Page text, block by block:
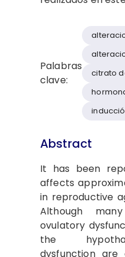
Palabras
clave:
citrato
Abstract
It has been
affects
in reproductive
Although
ovulatory
the
dysfunction are